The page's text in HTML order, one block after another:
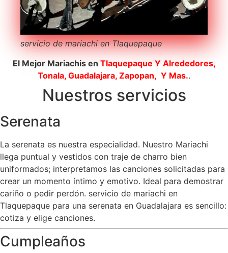
servicio de mariachi en Tlaquepaque
El Mejor Mariachis en Tlaquepaque Y Alrededores,
Tonala, Guadalajara, Zapopan, Y Mas..
Nuestros servicios
Serenata
La serenata es nuestra especialidad. Nuestro Mariachi
llega puntual y vestidos con traje de charro bien
uniformados; interpretamos las canciones solicitadas para
crear un momento íntimo y emotivo. Ideal para demostrar
cariño o pedir perdón. servicio de mariachi en
Tlaquepaque para una serenata en Guadalajara es sencillo:
cotiza y elige canciones.
Cumpleaños